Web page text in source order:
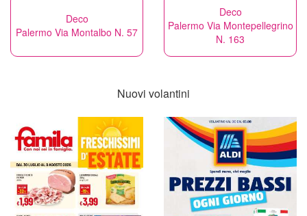
Deco
Palermo Via Montalbo N. 57
Deco
Palermo Via Montepellegrino
N. 163
Nuovi volantini